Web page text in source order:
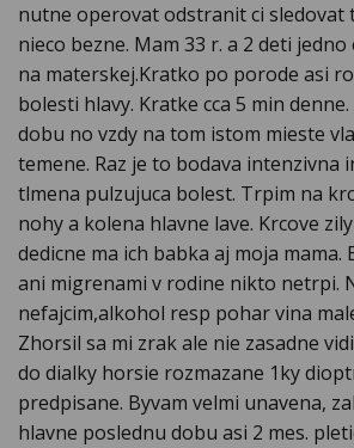
nutne operovat odstranit ci sledovat
nieco bezne. Mam 33 r. a 2 deti jedno
na materskej.Kratko po porode asi
bolesti hlavy. Kratke cca 5 min
dobu no vzdy na tom istom mieste
temene. Raz je to bodava intenzivna
tlmena pulzujuca bolest. Trpim na
nohy a kolena hlavne lave. Krcove
dedicne ma ich babka aj moja mama.
ani migrenami v rodine nikto netrpi.
nefajcim,alkohol resp pohar vina
Zhorsil sa mi zrak ale nie zasadne
do dialky horsie rozmazane 1ky
predpisane. Byvam velmi unavena,
hlavne poslednu dobu asi 2 mes.